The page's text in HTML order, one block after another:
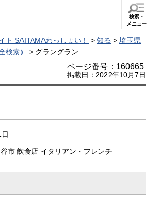
検索・
メニュー
ト SAITAMAわっしょい！ > 知る > 埼玉県
検索）
> グラングラン
ページ番号：160665
掲載日：2022年10月7日
市 飲食店 イタリアン・フレンチ